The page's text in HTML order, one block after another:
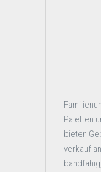
Paletten
bieten
verkauf